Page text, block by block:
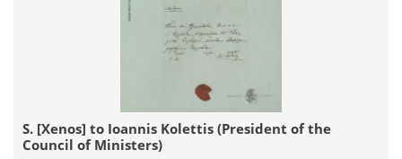
S. [Xenos] to Ioannis Kolettis (President of the
Council of Ministers)